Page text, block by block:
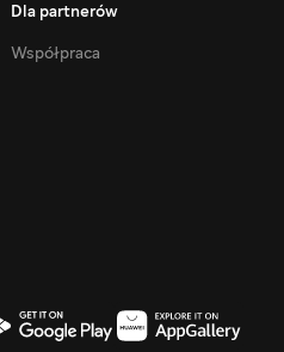
Dla partnerów
Współpraca